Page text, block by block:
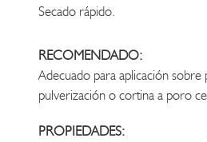
Secado rápido.
RECOMENDADO:
Adecuado para aplicación sobre
pulverización o cortina a poro
PROPIEDADES: